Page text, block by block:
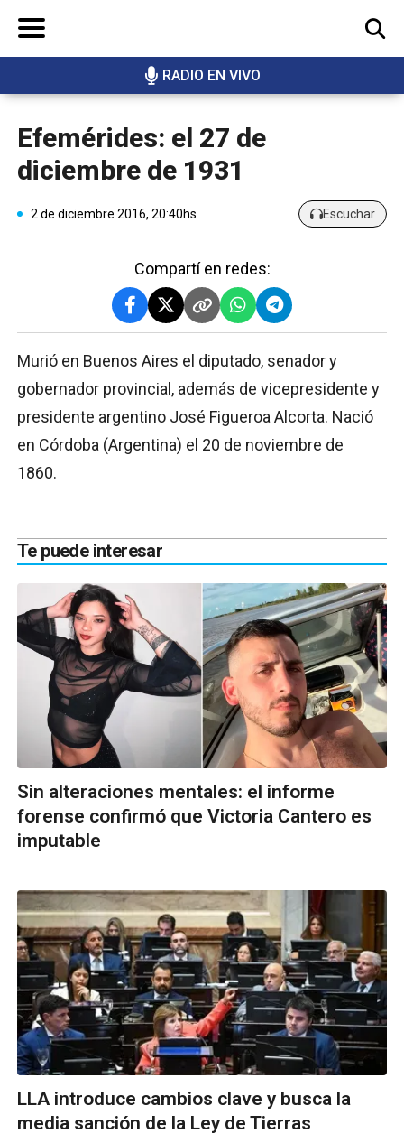
RADIO EN VIVO
BUSCAR
Efemérides: el 27 de
diciembre de 1931
2 de diciembre 2016, 20:40hs Escuchar
Compartí en redes:
Murió en Buenos Aires el diputado, senador y
gobernador provincial, además de vicepresidente y
presidente argentino José Figueroa Alcorta. Nació
en Córdoba (Argentina) el 20 de noviembre de
1860.
Te puede interesar
Sin alteraciones mentales: el informe
forense confirmó que Victoria Cantero es
imputable
LLA introduce cambios clave y busca la
media sanción de la Ley de Tierras